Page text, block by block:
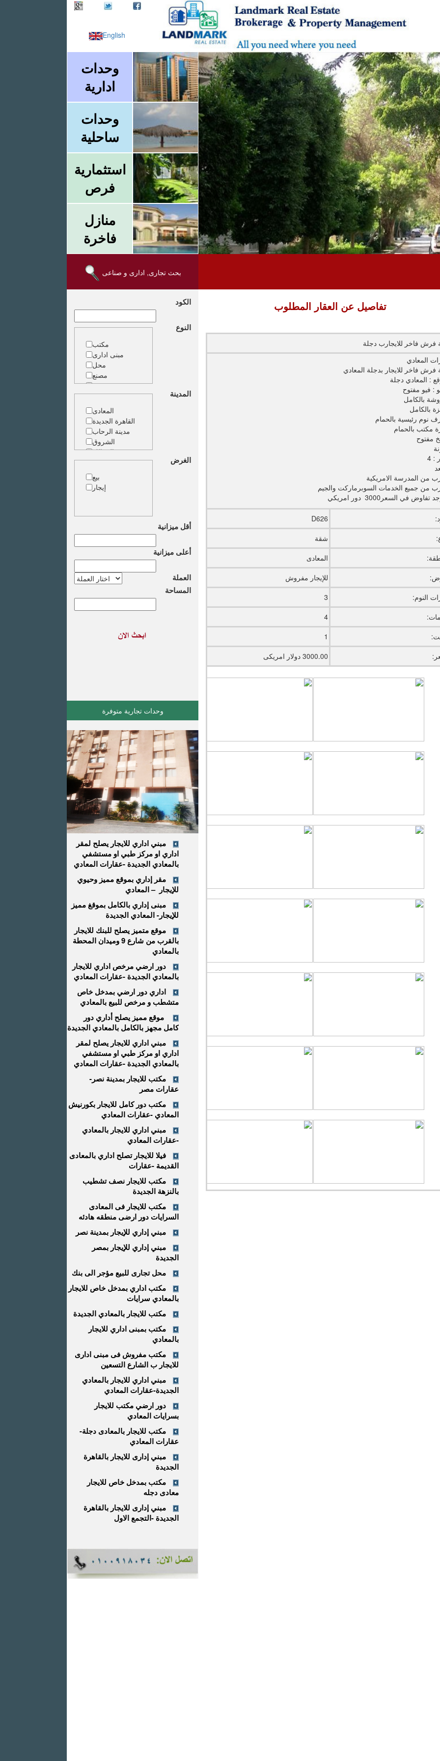
English
وحدات
ادارية
وحدات
ساحلية
استثمارية
فرص
منازل
فاخرة
تفاصيل عن العقار المطلوب
فرش فاخر للايجارب دجلة
المعادي
فاخر للايجار بدجلة المعادي
: المعادي دجلة
: فيو مفتوح
بالكامل
بالكامل
مكتب بالحمام
مفتوح
: 4
من المدرسة الامريكية
من جميع الخدمات السوبرماركت والجيم
تفاوض في السعر3000 دور امريكي
D626
شقة
المعادى
للإيجار مفروش
النوم:
3
4
1
3000.00 دولار امريكى
بحث تجارى, ادارى و صناعى
الكود
النوع
مكتب
مبنى ادارى
محل
مصنع
مخزن
ارض خدمات
المدينة
المعادى
القاهرة الجديدة
مدينة الرحاب
الشروق
الزمالك
جاردن سيتى
المهندسين
الجيزة
مدينة نصر
السادس من
طريق القاهرة
الاسكندرية
العين السخنة
الساحل الشمالى
الغرض
بيع
إيجار
أقل ميزانية
أعلى ميزانية
العملة
المساحة
وحدات تجارية متوفرة
مبني اداري للايجار يصلح لمقر
اداري او مركز طبي او مستشفي
بالمعادي الجديدة -عقارات المعادي
مقر إداري بموقع مميز وحيوي
للإيجار – المعادي
مبنى إداري بالكامل بموقغ مميز
للإيجار- المعادي الجديدة
موقع متميز يصلح للبنك للايجار
بالقرب من شارع 9 وميدان المحطة
بالمعادي
دور ارضي مرخص اداري للايجار
بالمعادي الجديدة -عقارات المعادي
اداري دور ارضي بمدخل خاص
متشطب و مرخص للبيع بالمعادي
موقع مميز يصلح أداري دور
كامل مجهز بالكامل بالمعادي الجديدة
مبني اداري للايجار يصلح لمقر
اداري او مركز طبي او مستشفي
بالمعادي الجديدة -عقارات المعادي
مكتب للايجار بمدينة نصر-
عقارات مصر
مكتب دور كامل للايجار بكورنيش
المعادي -عقارات المعادي
مبني اداري للايجار بالمعادي
-عقارات المعادي
فيلا للايجار تصلح اداري بالمعادى
القديمة -عقارات
مكتب للايجار نصف تشطيب
بالنزهة الجديدة
مكتب للايجار فى المعادى
السرايات دور ارضى منطقه هادئه
مبني إداري للإيجار بمدينة نصر
مبني إداري للإيجار بمصر
الجديدة
محل تجارى للبيع مؤجر الى بنك
مكتب اداري بمدخل خاص للايجار
بالمعادي سرايات
مكتب للايجار بالمعادي الجديدة
مكتب بمبنى اداري للايجار
بالمعادي
مكتب مفروش فى مبنى ادارى
للايجار ب الشارع التسعين
مبني اداري للايجار بالمعادي
الجديدة-عقارات المعادي
دور ارضي مكتب للايجار
بسرايات المعادي
مكتب للايجار بالمعادى دجلة-
عقارات المعادي
مبني إدارى للايجار بالقاهرة
الجديدة
مكتب بمدخل خاص للايجار
معادى دجله
مبني إدارى للايجار بالقاهرة
الجديدة -التجمع الاول